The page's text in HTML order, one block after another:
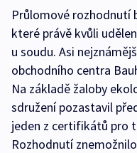
Průlomové rozhodnutí
které právě kvůli
u soudu. Asi
obchodního centra
Na základě žaloby
sdružení pozastavil
jeden z certifikátů pro
Rozhodnutí